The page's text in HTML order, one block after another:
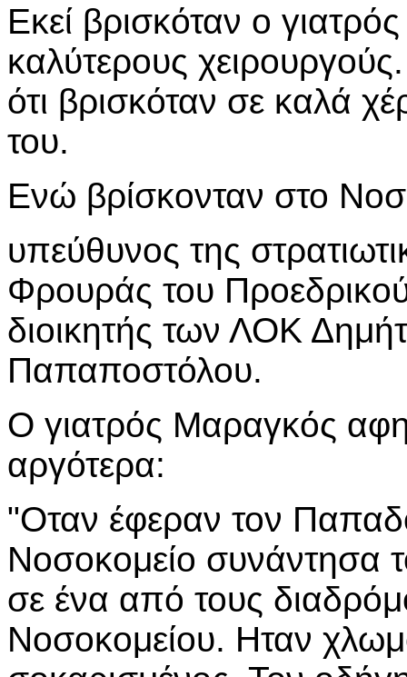
Εκεί βρισκόταν ο
καλύτερους
ότι βρισκόταν σε καλά
του.
Ενώ βρίσκονταν στο
υπεύθυνος της
Φρουράς του
διοικητής των ΛΟΚ
Παπαποστόλου.
Ο γιατρός Μαραγκός
αργότερα:
"Οταν έφεραν τον
Νοσοκομείο συνάντησα
σε ένα από τους
Νοσοκομείου. Ηταν